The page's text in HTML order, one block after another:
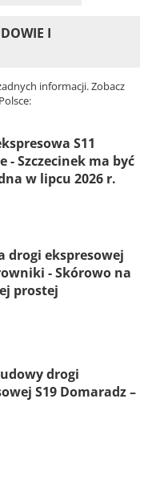
I
informacji. Zobacz
S11
- Szczecinek ma być
w lipcu 2026 r.
drogi ekspresowej
- Skórowo na
prostej
drogi
S19 Domaradz –